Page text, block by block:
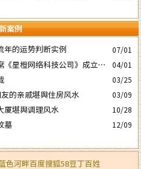
案例
年的运势判断实例
07/01
《星橙网络科技公司》成立5
04/01
03/25
的亲戚堪舆住房风水 03/09
厦堪舆调理风水 10/28
墓 12/09
色河畔百度搜狐58豆丁百姓